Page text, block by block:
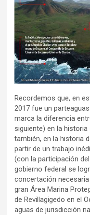
Recordemos que, en
2017 fue un
marca la diferencia
siguiente) en la
también, en la historia
partir de un trabajo
(con la participación
gobierno federal se
concertación
gran Área Marina
de Revillagigedo en el
aguas de jurisdicción